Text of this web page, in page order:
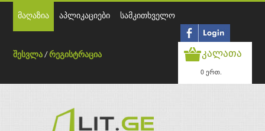
მაღაზია აპლიკაციები სამკითხველო
შესვლა /რეგისტრაცია კალათა
0 ერთ.